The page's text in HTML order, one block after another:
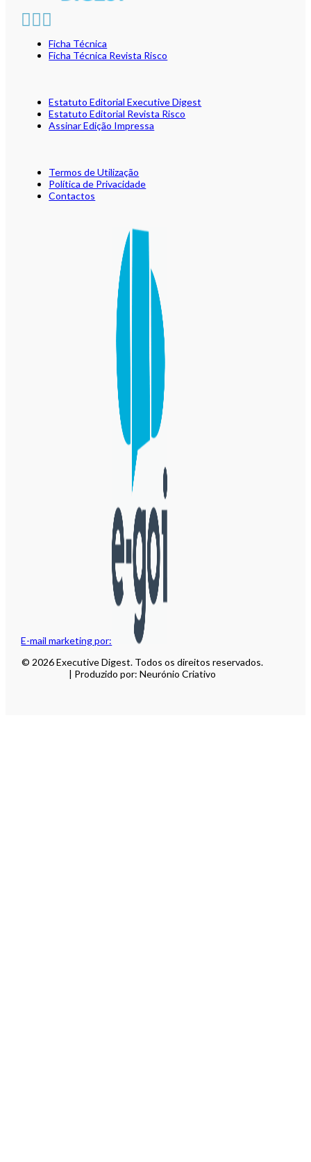
E-mail marketing por:
Ficha Técnica
Ficha Técnica Revista Risco
Estatuto Editorial Executive Digest
Estatuto Editorial Revista Risco
Assinar Edição Impressa
Termos de Utilização
Política de Privacidade
Contactos
© 2026 Executive Digest. Todos os direitos reservados.
| Produzido por: Neurónio Criativo